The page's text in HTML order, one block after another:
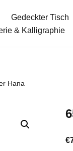
Gedeckter Tisch
& Kalligraphie
Hana
€